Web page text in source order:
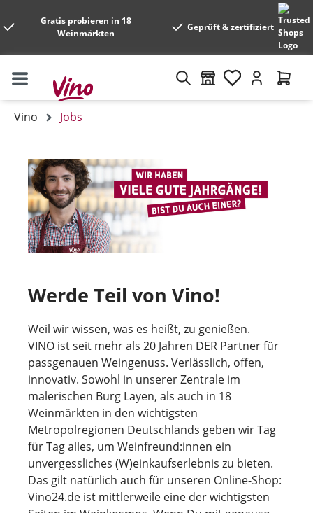
Gratis probieren in 18
Weinmärkten
Geprüft & zertifiziert
Vino Jobs
Werde Teil von Vino!
Weil wir wissen, was es heißt, zu genießen.
VINO ist seit mehr als 20 Jahren DER Partner für
passgenauen Weingenuss. Verlässlich, offen,
innovativ. Sowohl in unserer Zentrale im
malerischen Burg Layen, als auch in 18
Weinmärkten in den wichtigsten
Metropolregionen Deutschlands geben wir Tag
für Tag alles, um Weinfreund:innen ein
unvergessliches (W)einkaufserlebnis zu bieten.
Das gilt natürlich auch für unseren Online-Shop:
Vino24.de ist mittlerweile eine der wichtigsten